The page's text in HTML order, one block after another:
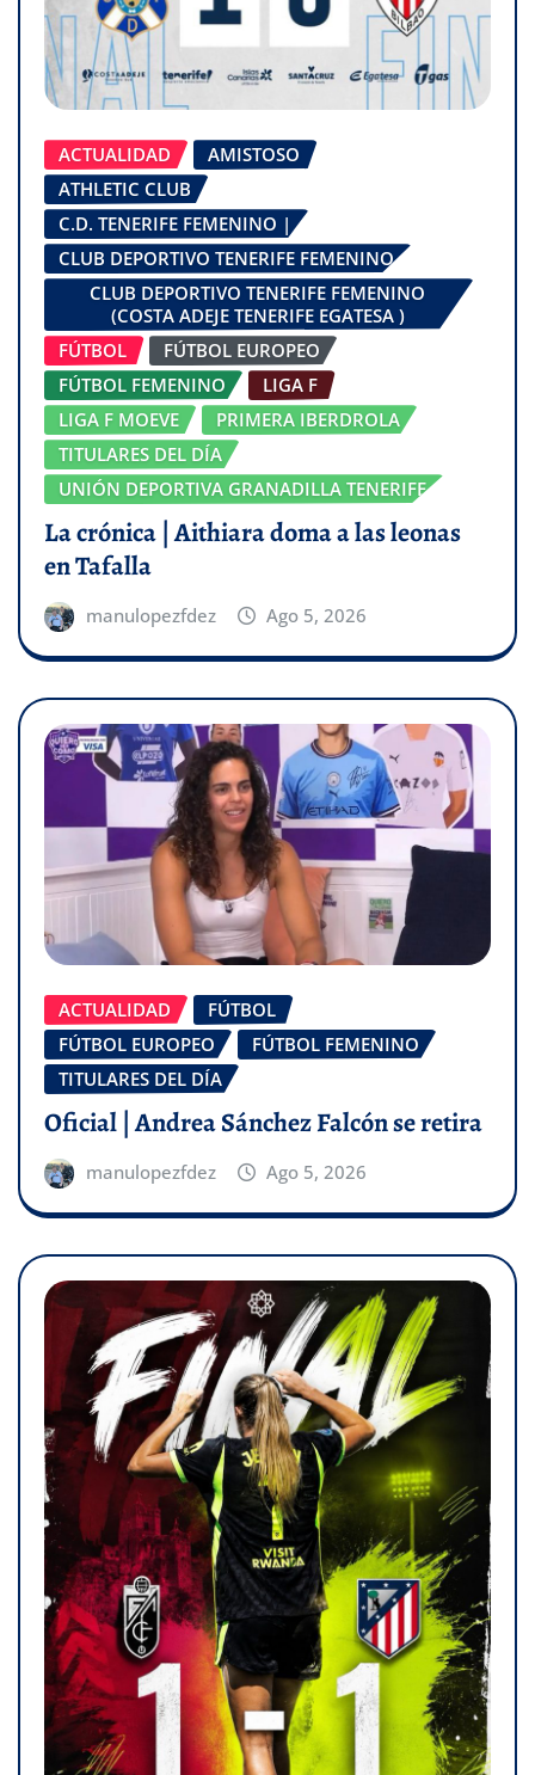
ACTUALIDAD
AMISTOSO
ATHLETIC CLUB
C.D. TENERIFE FEMENINO |
CLUB DEPORTIVO TENERIFE FEMENINO
CLUB DEPORTIVO TENERIFE FEMENINO
(COSTA ADEJE TENERIFE EGATESA )
FÚTBOL
FÚTBOL EUROPEO
FÚTBOL FEMENINO
LIGA F
LIGA F MOEVE
PRIMERA IBERDROLA
TITULARES DEL DÍA
UNIÓN DEPORTIVA GRANADILLA TENERIFE
La crónica | Aithiara doma a las leonas
en Tafalla
manulopezfdez Ago 5, 2026
ACTUALIDAD
FÚTBOL
FÚTBOL EUROPEO
FÚTBOL FEMENINO
TITULARES DEL DÍA
Oficial | Andrea Sánchez Falcón se retira
manulopezfdez Ago 5, 2026